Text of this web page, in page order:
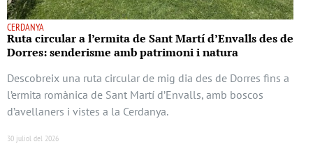
CERDANYA
Ruta circular a l’ermita de Sant Martí d’Envalls des de
Dorres: senderisme amb patrimoni i natura
Descobreix una ruta circular de mig dia des de Dorres fins a
l’ermita romànica de Sant Martí d’Envalls, amb boscos
d’avellaners i vistes a la Cerdanya.
30 juliol del 2026